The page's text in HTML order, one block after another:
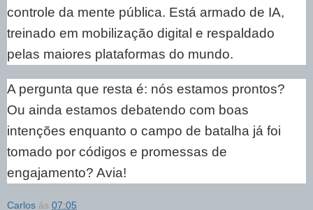
controle da mente pública. Está armado de IA,
treinado em mobilização digital e respaldado
pelas maiores plataformas do mundo.
A pergunta que resta é: nós estamos prontos?
Ou ainda estamos debatendo com boas
intenções enquanto o campo de batalha já foi
tomado por códigos e promessas de
engajamento? Avia!
Carlos às 07:05